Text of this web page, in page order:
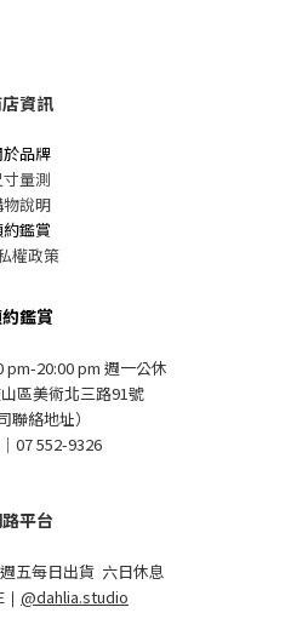
資訊
品牌
寸量測
物說明
鑑賞
權政策
鑑賞
pm-20:00 pm 週一公休
區美術北三路91號
聯絡地址）
07 552-9326
平台
五每日出貨 六日休息
｜ @dahlia.studio